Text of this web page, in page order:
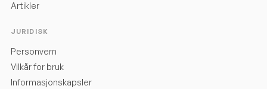
Artikler
JURIDISK
Personvern
Vilkår for bruk
Informasjonskapsler